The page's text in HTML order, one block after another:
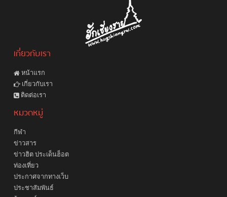
เกี่ยวกับเรา
หน้าแรก
เกี่ยวกับเรา
ติดต่อเรา
หมวดหมู่
กีฬา
ข่าวสาร
ข่าวฮิต ประเด็นฮ็อต
ท่องเที่ยว
ประกาศจากทางเว็บ
ประชาสัมพันธ์